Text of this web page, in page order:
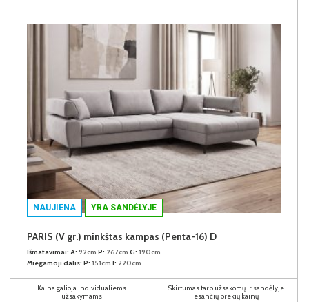
NAUJIENA YRA SANDĖLYJE
PARIS (V gr.) minkštas kampas (Penta-16) D
Išmatavimai: A: 92cm P: 267cm G: 190cm
Miegamoji dalis: P: 151cm I: 220cm
Kaina galioja individualiems
užsakymams
Skirtumas tarp užsakomų ir sandėlyje
esančių prekių kainų